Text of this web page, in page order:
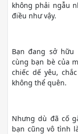
không phải ngẫu
điều như vậy.
Bạn đang sở hữu
cùng bạn bè của
chiếc dế yêu,
không thể quên.
Nhưng dù đã cố
bạn cũng vô tình